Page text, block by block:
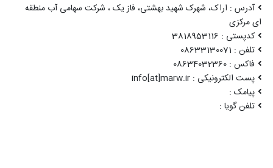
آدرس : اراک، شهرک شهید بهشتی، فاز یک ، شرکت سهامی آب منطقه
ای مرکزی
کدپستی : 3818953116
تلفن : 08633130071
فاکس : 08634032360
پست الکترونیکی : info[at]marw.ir
پیامک :
تلفن گویا :